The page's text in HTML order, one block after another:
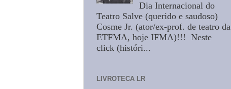
Dia Internacional do
Teatro Salve (querido e saudoso)
Cosme Jr. (ator/ex-prof. de teatro da
ETFMA, hoje IFMA)!!! Neste
click (históri...
LIVROTECA LR